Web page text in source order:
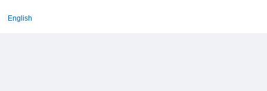
English